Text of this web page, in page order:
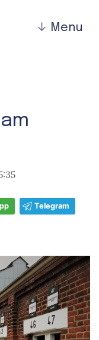
↓ Menu
Telegram